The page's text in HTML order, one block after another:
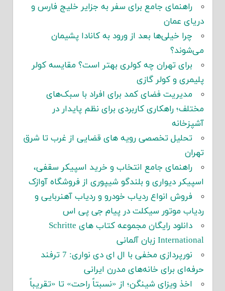
راهنمای جامع برای سفر به جزایر خلیج فارس و
دریای عمان
چرا خیلی‌ها بعد از ورود به کانادا پشیمان
می‌شوند؟
برای تهران چه کولری بهتر است؟ مقایسه کولر
پلیمری و کولر گازی
مدیریت فضای کمد برای افراد با سبک‌های
مختلف؛ راهکاری کاربردی برای نظم پایدار در
آشپزخانه
تحلیل تخصصی رویه های قضایی از غرب تا شرق
تهران
راهنمای جامع انتخاب و خرید اسپیکر سقفی،
اسپیکر دیواری و بلندگو شیپوری از فروشگاه آوازک
فروش انواع ردیاب خودرو و ردیاب آهنربایی و
ردیاب موتور سیکلت در پیام جی پی اس
دانلود رایگان مجموعه کتاب های Schritte
International زبان آلمانی
نورپردازی مخفی با ال ای دی نواری: 7 ترفند
حرفه‌ای برای خانه‌های مدرن ایرانی
اخذ ویزای شینگن؛ از «نسبتاً راحت» تا «تقریباً